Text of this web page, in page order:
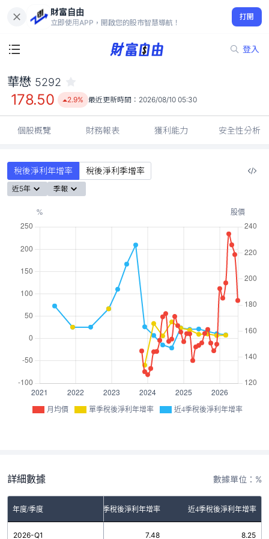
財富自由
立即使用APP，開啟您的股市智慧導航！
打開
登入
178.50
2.9%
華懋 5292
178.50 2.9% 最近更新時間： 2026/08/10 05:30
個股概覽 財務報表 獲利能力 安全性分析
稅後淨利年增率 稅後淨利季增率
近5年 季報
月均價 單季稅後淨利年增率 近4季稅後淨利年增率
詳細數據 數據單位：%
年度/季度 單季稅後淨利年增率 近4季稅後淨利年增率
2026-Q1 7.48 8.25